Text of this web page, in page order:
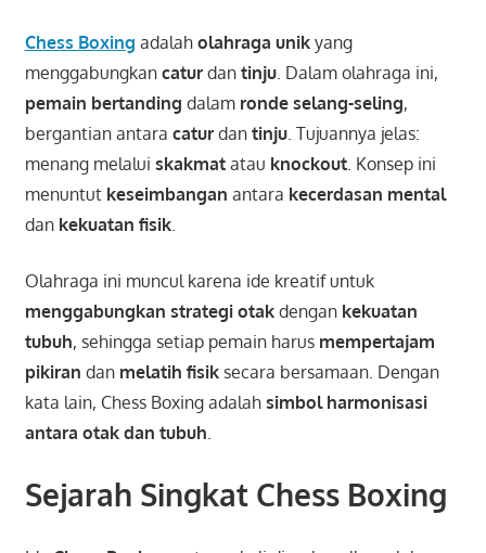
Chess Boxing adalah olahraga unikyang
menggabungkan caturdan tinju. Dalam olahraga ini,
pemain bertanding dalam ronde selang-seling,
bergantian antara caturdan tinju. Tujuannya jelas:
menang melalui skakmatatau knockout. Konsep ini
menuntut keseimbangan antara kecerdasan mental
dan kekuatan fisik.
Olahraga ini muncul karena ide kreatif untuk
menggabungkan strategi otakdengan kekuatan
tubuh, sehingga setiap pemain harus mempertajam
pikiran dan melatih fisiksecara bersamaan. Dengan
kata lain, Chess Boxing adalah simbol harmonisasi
antara otak dan tubuh
Sejarah Singkat Chess Boxing